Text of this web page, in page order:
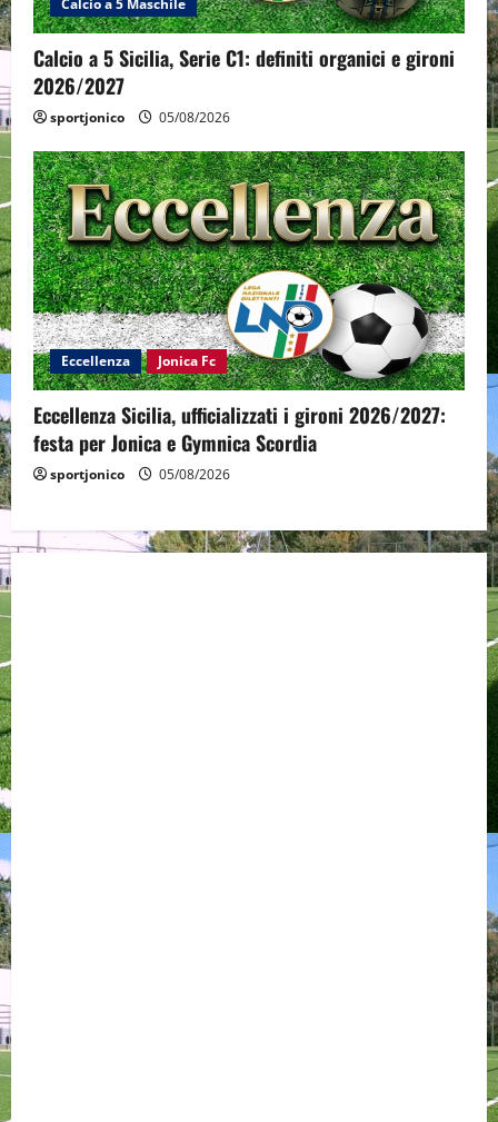
Calcio a 5 Sicilia, Serie C1: definiti organici e gironi
2026/2027
sportjonico 05/08/2026
Eccellenza Jonica Fc
Eccellenza Sicilia, ufficializzati i gironi 2026/2027:
festa per Jonica e Gymnica Scordia
sportjonico 05/08/2026